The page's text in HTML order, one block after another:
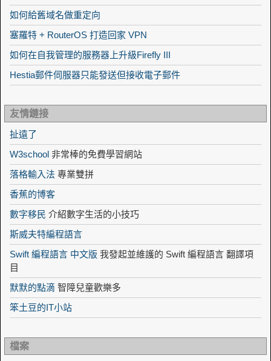
如何給舊域名做重定向
塞羅特 + RouterOS 打造回家 VPN
如何在自我管理的服務器上升級Firefly III
Hestia郵件伺服器只能發送但接收電子郵件
友情鏈接
扯遠了
W3school 非常棒的免費學習網站
落格輸入法 專業雙拼
香蕉的博客
數字移民 介紹數字生活的小技巧
斯威夫特編程語言
Swift 編程語言 中文版 我發起並維護的 Swift 編程語言 翻譯項
目
默默的點滴 智障兒童歡樂多
笨土豆的IT小站
檔案